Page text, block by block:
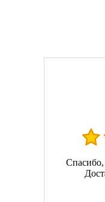
Спасибо,